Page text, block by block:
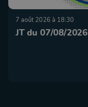
7 août 2026 à 18:30
JT du 07/08/2026